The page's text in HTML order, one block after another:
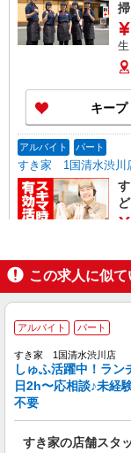
掃
生
キープ
アルバイト パート
すき家 1国清水渋川
ど
キープ
アルバイト パート
時間数
この求人に似
アルバイト パート
すき家 1国清水渋川店
しゅふ活躍中！ラ
日2h〜応相談♪未経
不要
すき家の店舗スタ